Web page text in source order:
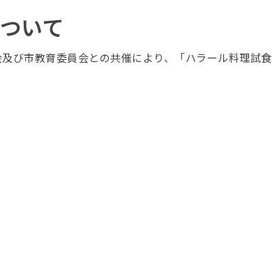
いて
び市教育委員会との共催により、「ハラール料理試食